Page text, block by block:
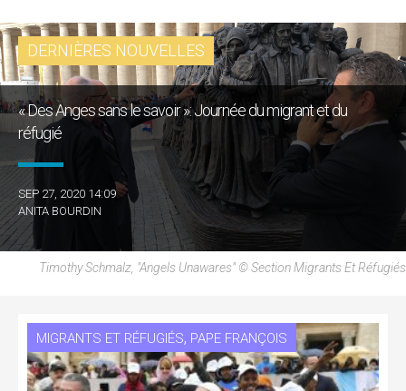
DERNIÈRES NOUVELLES
« Des Anges sans le savoir »: Journée du migrant et du
réfugié
SEP 27, 2020 14:09
ANITA BOURDIN
Timothy Schmalz, "Angels Unawares" © Section Migrants Et Réfugiés
MIGRANTS ET RÉFUGIÉS, PAPE FRANÇOIS